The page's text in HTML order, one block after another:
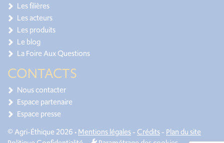
Les filières
Les acteurs
Les produits
Le blog
La Foire Aux Questions
CONTACTS
Nous contacter
Espace partenaire
Espace presse
© Agri-Éthique 2026 •Mentions légales- Crédits- Plan du site